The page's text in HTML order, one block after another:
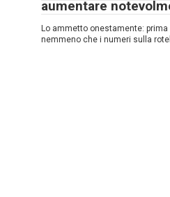
aumentare
Lo ammetto onestamente:
nemmeno che i numeri sulla